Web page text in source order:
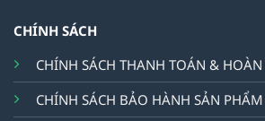
CHÍNH SÁCH
CHÍNH SÁCH THANH TOÁN & HOÀN
CHÍNH SÁCH BẢO HÀNH SẢN PHẨM